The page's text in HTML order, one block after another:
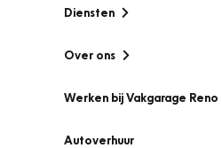
Diensten
Over ons
Werken bij Vakgarage Reno
Autoverhuur